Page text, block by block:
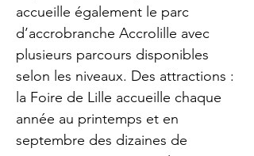
accueille également le parc
d’accrobranche Accrolille avec
plusieurs parcours disponibles
selon les niveaux. Des attractions :
la Foire de Lille accueille chaque
année au printemps et en
septembre des dizaines de